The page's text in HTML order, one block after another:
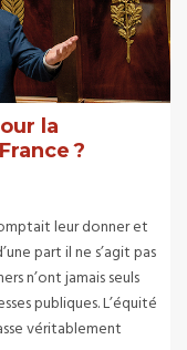
la
?
leur donner et
part il ne s’agit pas
n’ont jamais seuls
publiques. L’équité
véritablement